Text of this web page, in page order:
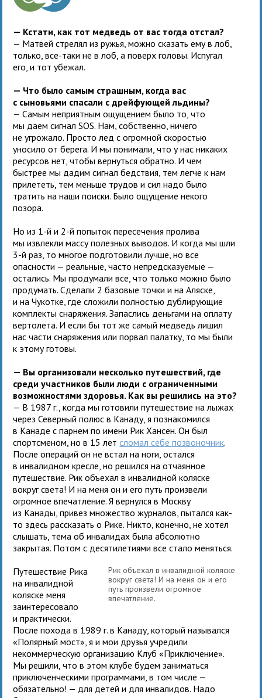
— Кстати, как тот медведь от вас тогда отстал?
— Матвей стрелял из ружья, можно сказать ему в лоб,
только, все-таки не в лоб, а поверх головы. Испугал
его, и тот убежал.
— Что было самым страшным, когда вас
с сыновьями спасали с дрейфующей льдины?
— Самым неприятным ощущением было то, что
мы даем сигнал SOS. Нам, собственно, ничего
не угрожало. Просто лед с огромной скоростью
уносило от берега. И мы понимали, что у нас никаких
ресурсов нет, чтобы вернуться обратно. И чем
быстрее мы дадим сигнал бедствия, тем легче к нам
прилететь, тем меньше трудов и сил надо было
тратить на наши поиски. Было ощущение некого
позора.
Но из 1-й и 2-й попыток пересечения пролива
мы извлекли массу полезных выводов. И когда мы шли
3-й раз, то многое подготовили лучше, но все
опасности — реальные, часто непредсказуемые —
остались. Мы продумали все, что только можно было
продумать. Сделали 2 базовые точки и на Аляске,
и на Чукотке, где сложили полностью дублирующие
комплекты снаряжения. Запаслись деньгами на оплату
вертолета. И если бы тот же самый медведь лишил
нас части снаряжения или порвал палатку, то мы были
к этому готовы.
— Вы организовали несколько путешествий, где
среди участников были люди с ограниченными
возможностями здоровья. Как вы решились на это?
— В 1987 г., когда мы готовили путешествие на лыжах
через Северный полюс в Канаду, я познакомился
в Канаде с парнем по имени Рик Хансен. Он был
спортсменом, но в 15 летсломал себе позвоночник.
После операций он не встал на ноги, остался
в инвалидном кресле, но решился на отчаянное
путешествие. Рик объехал в инвалидной коляске
вокруг света! И на меня он и его путь произвели
огромное впечатление. Я вернулся в Москву
из Канады, привез множество журналов, пытался как-
то здесь рассказать о Рике. Никто, конечно, не хотел
слышать, тема об инвалидах была абсолютно
закрытая. Потом с десятилетиями все стало меняться.
Рик объехал в инвалидной коляске
вокруг света! И на меня он и его
путь произвели огромное
впечатление.
Путешествие Рика
на инвалидной
коляске меня
заинтересовало
и практически.
После похода в 1989 г. в Канаду, который назывался
«Полярный мост», я и мои друзья учредили
некоммерческую организацию Клуб «Приключение».
Мы решили, что в этом клубе будем заниматься
приключенческими программами, в том числе —
обязательно! — для детей и для инвалидов. Надо